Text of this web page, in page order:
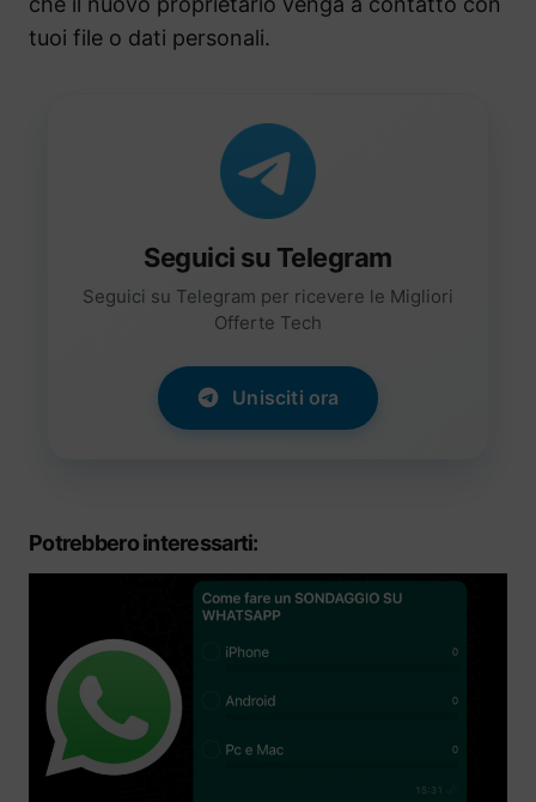
tuoi file o dati personali.
Seguici su Telegram
Seguici su Telegram per ricevere le Migliori
Offerte Tech
Unisciti ora
Potrebbero interessarti: